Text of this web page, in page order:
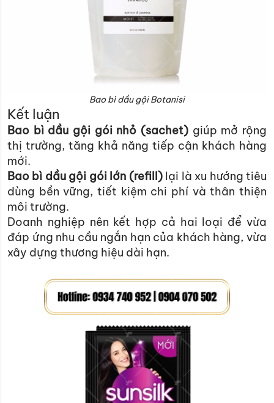
Bao bì dầu gội Botanisi
Kết luận
Bao bì dầu gội gói nhỏ (sachet) giúp mở rộng
thị trường, tăng khả năng tiếp cận khách hàng
mới.
Bao bì dầu gội gói lớn (refill)lại là xu hướng tiêu
dùng bền vững, tiết kiệm chi phí và thân thiện
môi trường.
Doanh nghiệp nên kết hợp cả hai loại để vừa
đáp ứng nhu cầu ngắn hạn của khách hàng, vừa
xây dựng thương hiệu dài hạn.